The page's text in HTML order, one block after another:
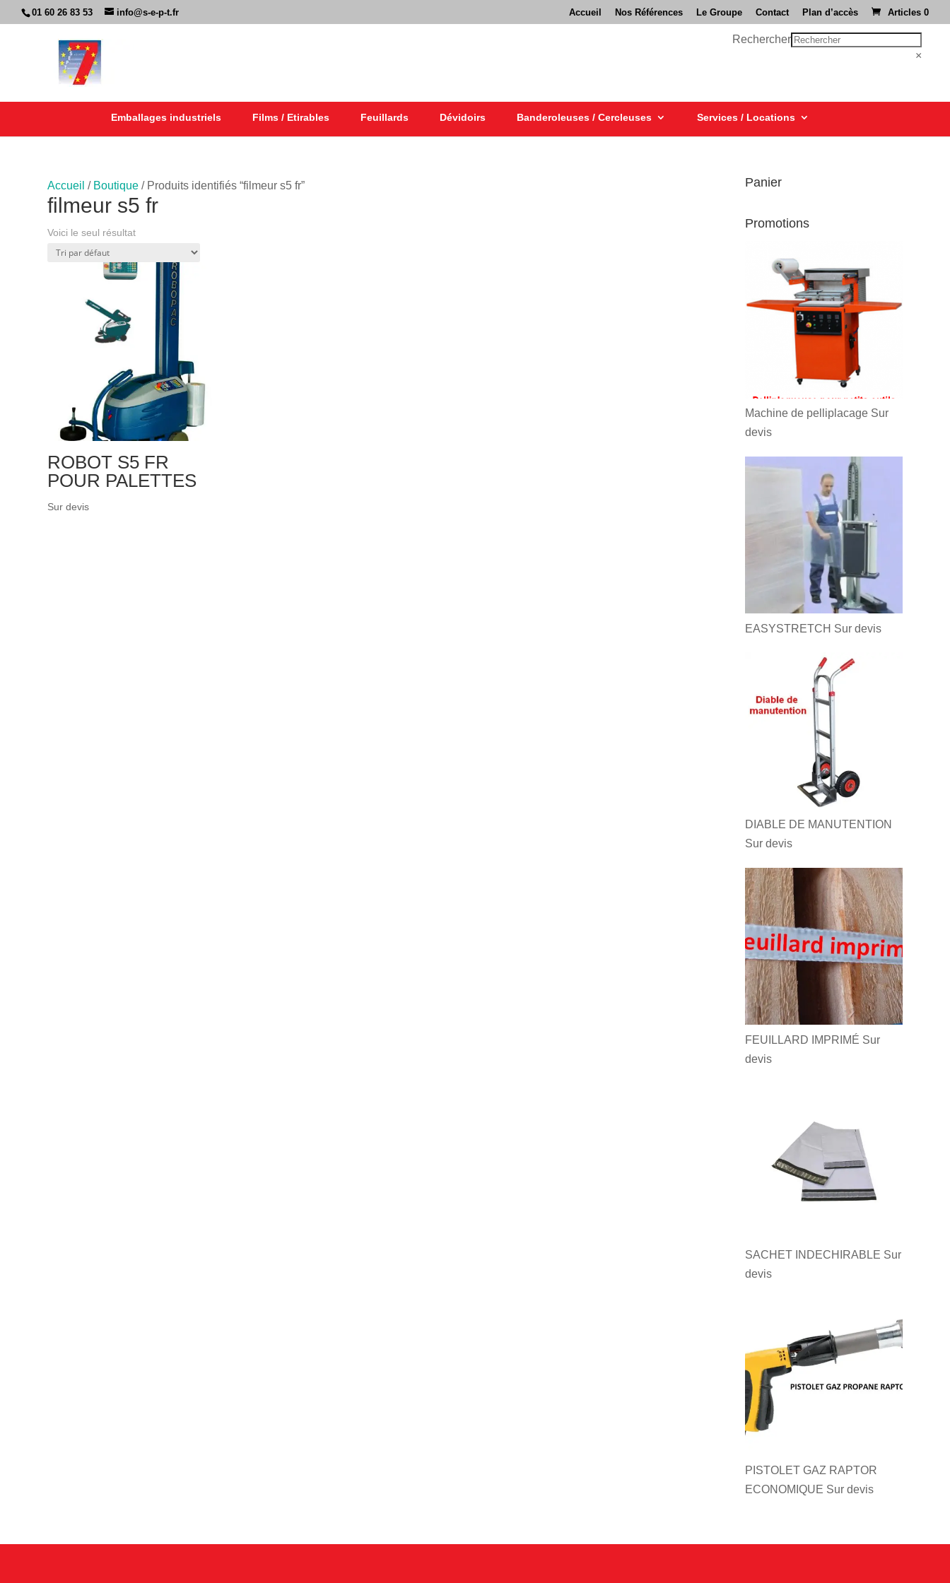
01 60 26 83 53 info@s-e-p-t.fr Accueil Nos Références Le Groupe Contact Plan d’accès Articles 0
Rechercher
×
Emballages industriels Films / Etirables Feuillards Dévidoirs Banderoleuses / Cercleuses Services / Locations
Accueil / Boutique / Produits identifiés “filmeur s5 fr”
filmeur s5 fr
Voici le seul résultat
ROBOT S5 FR
POUR PALETTES
Sur devis
Panier
Promotions
Machine de pelliplacage Sur
devis
EASYSTRETCH Sur devis
DIABLE DE MANUTENTION
Sur devis
FEUILLARD IMPRIMÉ Sur
devis
SACHET INDECHIRABLE Sur
devis
PISTOLET GAZ RAPTOR
ECONOMIQUE Sur devis